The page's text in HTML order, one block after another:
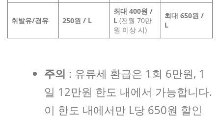
휘발유/경유 250원 / L
최대 400원 /
L (전월 70만
원 이상 시)
최대 650원 /
L
주의 : 유류세 환급은 1회 6만원, 1
일 12만원 한도 내에서 가능합니다.
이 한도 내에서만 L당 650원 할인